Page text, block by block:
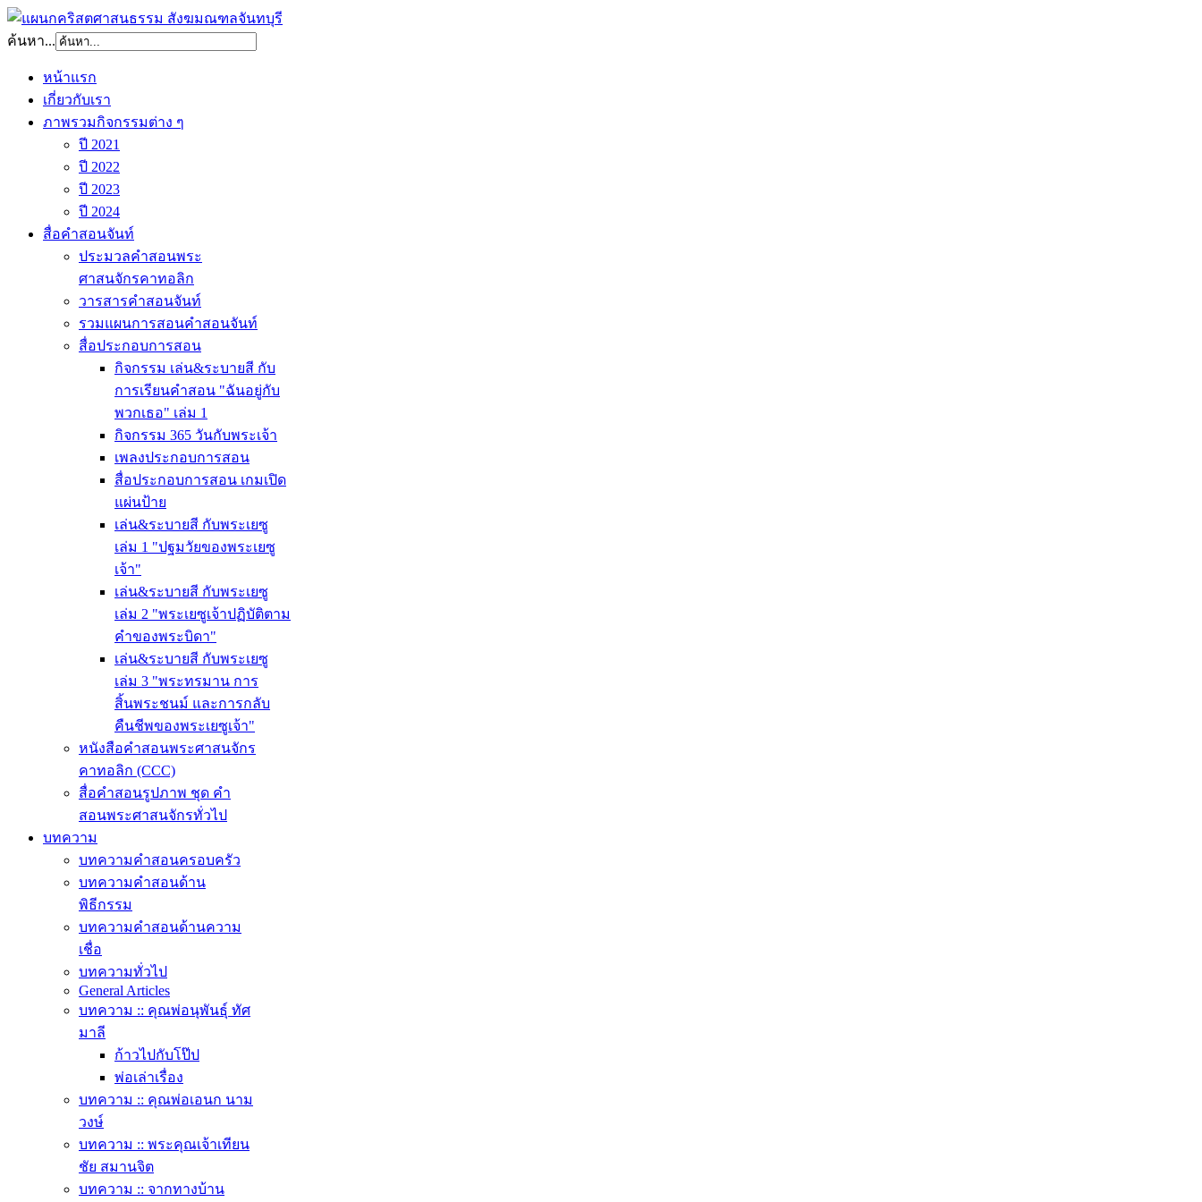
ค้นหา...
หน้าแรก
เกี่ยวกับเรา
ภาพรวมกิจกรรมต่าง ๆ
ปี 2021
ปี 2022
ปี 2023
ปี 2024
สื่อคำสอนจันท์
ประมวลคำสอนพระ
ศาสนจักรคาทอลิก
วารสารคำสอนจันท์
รวมแผนการสอนคำสอนจันท์
สื่อประกอบการสอน
กิจกรรม เล่น&ระบายสี กับ
การเรียนคำสอน "ฉันอยู่กับ
พวกเธอ" เล่ม 1
กิจกรรม 365 วันกับพระเจ้า
เพลงประกอบการสอน
สื่อประกอบการสอน เกมเปิด
แผ่นป้าย
เล่น&ระบายสี กับพระเยซู
เล่ม 1 "ปฐมวัยของพระเยซู
เจ้า"
เล่น&ระบายสี กับพระเยซู
เล่ม 2 "พระเยซูเจ้าปฏิบัติตาม
คำของพระบิดา"
เล่น&ระบายสี กับพระเยซู
เล่ม 3 "พระทรมาน การ
สิ้นพระชนม์ และการกลับ
คืนชีพของพระเยซูเจ้า"
หนังสือคำสอนพระศาสนจักร
คาทอลิก (CCC)
สื่อคำสอนรูปภาพ ชุด คำ
สอนพระศาสนจักรทั่วไป
บทความ
บทความคำสอนครอบครัว
บทความคำสอนด้าน
พิธีกรรม
บทความคำสอนด้านความ
เชื่อ
บทความทั่วไป
General Articles
บทความ :: คุณพ่อนุพันธุ์ ทัศ
มาลี
ก้าวไปกับโป๊ป
พ่อเล่าเรื่อง
บทความ :: คุณพ่อเอนก นาม
วงษ์
บทความ :: พระคุณเจ้าเทียน
ชัย สมานจิต
บทความ :: จากทางบ้าน